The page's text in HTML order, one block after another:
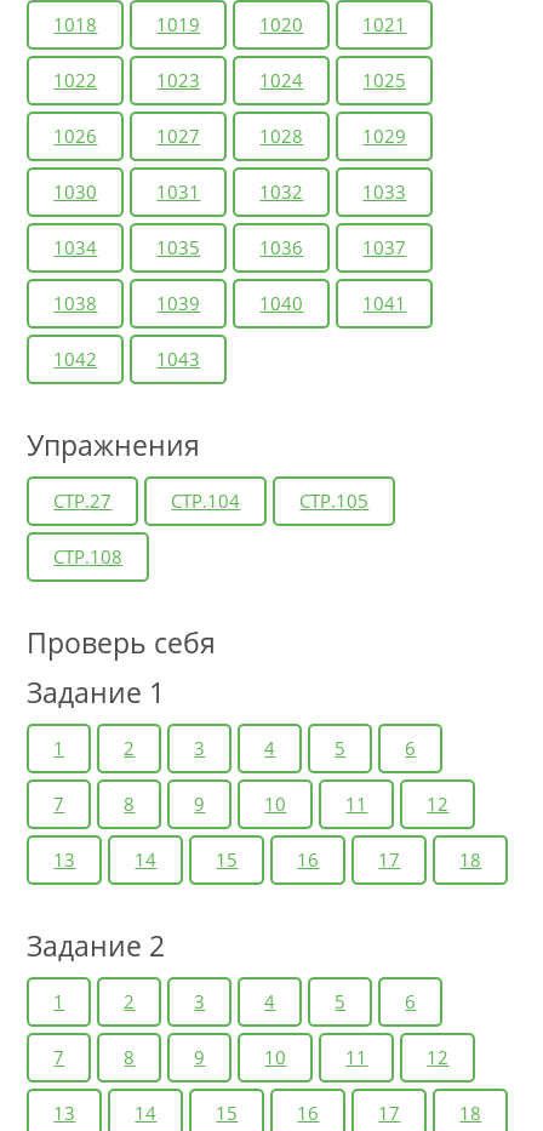
1018 1019 1020 1021
1022 1023 1024 1025
1026 1027 1028 1029
1030 1031 1032 1033
1034 1035 1036 1037
1038 1039 1040 1041
1042 1043
Упражнения
СТР.27 СТР.104 СТР.105
СТР.108
Проверь себя
Задание 1
1 2 3 4 5 6
7 8 9 10 11 12
13 14 15 16 17 18
Задание 2
1 2 3 4 5 6
7 8 9 10 11 12
13 14 15 16 17 18